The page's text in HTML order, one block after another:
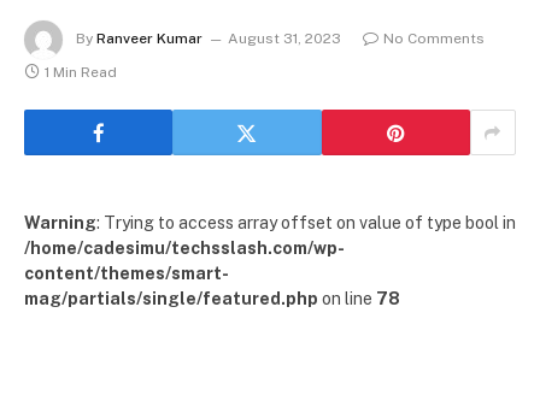
By Ranveer Kumar August 31, 2023
No Comments
1 Min Read
Warning: Trying to access array offset on value of type bool in
/home/cadesimu/techsslash.com/wp-
content/themes/smart-
mag/partials/single/featured.php on line 78